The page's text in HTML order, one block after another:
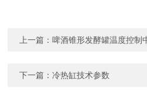
上一篇：啤酒锥形发酵罐温度控制
下一篇：冷热缸技术参数